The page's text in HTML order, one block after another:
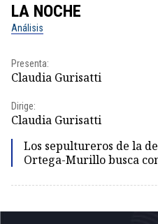
LA NOCHE
Análisis
Presenta:
Claudia Gurisatti
Dirige:
Claudia Gurisatti
Los sepultureros de la
Ortega-Murillo busca